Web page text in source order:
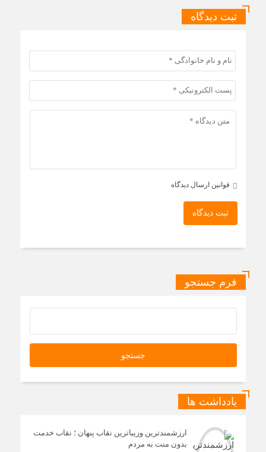
ثبت دیدگاه
قوانین ارسال دیدگاه
ثبت دیدگاه
فرم جستجو
یادداشت ها
ارزشمندترین وزیباترین نقاب پنهان ؛ نقاب خدمت
بدون منت به مردم